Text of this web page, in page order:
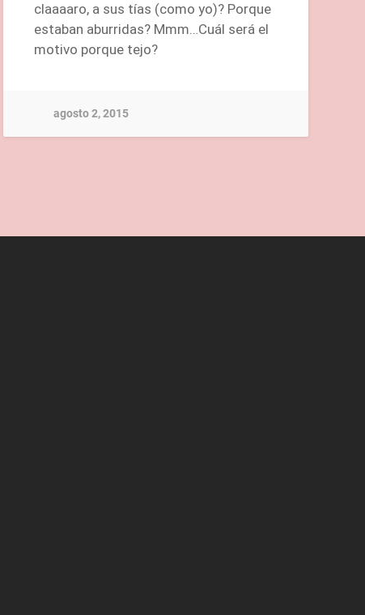
claaaaro, a sus tías (como yo)? Porque
estaban aburridas? Mmm…Cuál será el
motivo porque tejo?
agosto 2, 2015